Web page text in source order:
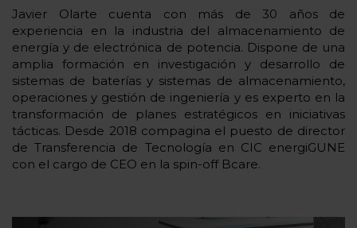
Javier Olarte cuenta con más de 30 años de
experiencia en la industria del almacenamiento de
energía y de electrónica de potencia. Dispone de una
amplia formación en investigación y desarrollo de
sistemas de baterías y sistemas de almacenamiento,
operaciones y gestión de ingeniería y es experto en la
transformación de planes estratégicos en iniciativas
tácticas. Desde 2018 compagina el puesto de director
de Transferencia de Tecnología en CIC energiGUNE
con el cargo de CEO en la spin-off Bcare.